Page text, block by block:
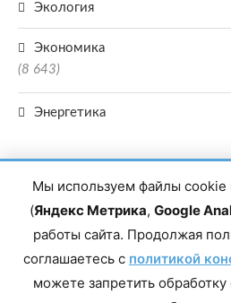
Экология
Экономика
(8 643)
Энергетика
Главный редактор сетевого издания
редакции: 8(988)-292-94-34 Почта:
Дагестан, г. Махачкала, пр-т
Копирование и использование полных
Мы используем файлы cookie
(Яндекс Метрика, Google
работы сайта. Продолжая
соглашаетесь с политикой
можете запретить